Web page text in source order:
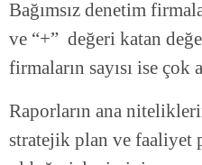
Bağımsız denetim
ve “+” değeri katan
firmaların sayısı ise çok
Raporların ana
stratejik plan ve faaliyet